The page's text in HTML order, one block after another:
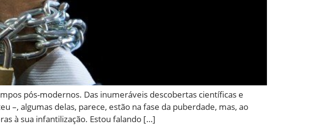
pós-modernos. Das inumeráveis descobertas científicas e
–, algumas delas, parece, estão na fase da puberdade, mas, ao
à sua infantilização. Estou falando […]